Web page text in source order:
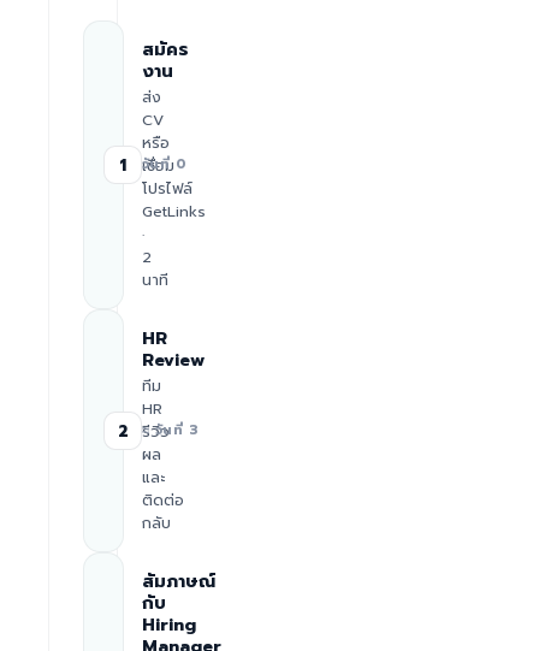
1
สมัคร
งาน
ส่ง
CV
หรือ
เชื่อม
โปรไฟล์
GetLinks
·
2
นาที
วันที่ 0
2
HR
Review
ทีม
HR
รีวิว
ผล
และ
ติดต่อ
กลับ
≈ วันที่ 3
สัมภาษณ์
กับ
Hiring